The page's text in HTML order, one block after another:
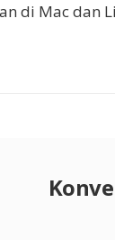
di Mac dan